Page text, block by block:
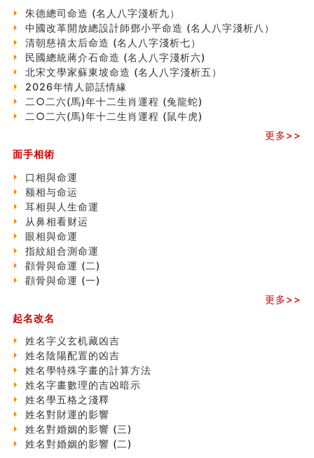
八字算命：女命八字里日坐伤官克夫？
六爻算卦：我俩之间是否还命中有未尽的缘分？
订婚就是定结婚日子吗
清朝慈禧太后命造 (名人八字淺析七）
玄空本义 (三)
飞灵山传说故事
命理解说：想请问什么时候能够遇到姻缘结婚？
商舖選址的風水講究 (下)
吉凶神跳上大运时的断法【四柱技巧】
刘燮鈞讲人相 手纹与命运(一)
大門風水五大禁忌！大門風水擺設？門中門風水解方？
出现这几种面相桃花泛
寓意好的五行属水的汉字有哪些？五行属水的汉字大全
玄空本义 (一)
＂天下第一关＂的由来
无名指长的人有艺术天赋？手指长短能看出什么？
六爻測住宅風水 (三)
別再一知半解！正解住宅風水十大禁忌
姓名學特殊字畫的計算方法
七夕节 我国唯一一个以女性为主角传统节日
手指饱满福运加身，这种手相福运在何处？
八字铁口直断经验总结五十条
《高岛易断》(四)
民間風水知識九十四條
马斯克八字分析
饭店餐馆风水布局知识
六爻占卜中如何预测官运、事业运？
朱德總司命造 (名⼈⼋字淺析九）
中國改革開放總設計師鄧小平命造 (名人八字淺析八）
清朝慈禧太后命造 (名人八字淺析七）
民國總統蔣介石命造 (名人八字淺析六)
北宋文學家蘇東坡命造 (名人八字淺析五）
2026年情人節話情緣
二○二六(馬)年十二生肖運程 (兔龍蛇)
二○二六(馬)年十二生肖運程 (鼠牛虎)
更多>>
面手相術
口相與命運
额相与命运
耳相與人生命運
从鼻相看财运
眼相與命運
指紋組合測命運
顴骨與命運 (二)
顴骨與命運 (一)
更多>>
起名改名
姓名字义玄机藏凶吉
姓名陰陽配置的凶吉
姓名學特殊字畫的計算方法
姓名字畫數理的吉凶暗示
姓名學五格之淺釋
姓名對財運的影響
姓名對婚姻的影響 (三)
姓名對婚姻的影響 (二)